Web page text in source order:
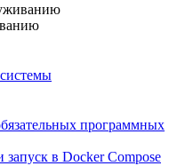
программных
запуск в Docker Compose